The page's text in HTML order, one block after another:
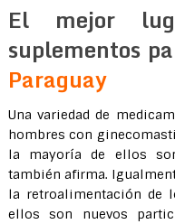
El mejor
suplementos
Paraguay
Una variedad de
hombres con
la mayoría de ellos
también afirma.
la retroalimentación de
ellos son nuevos